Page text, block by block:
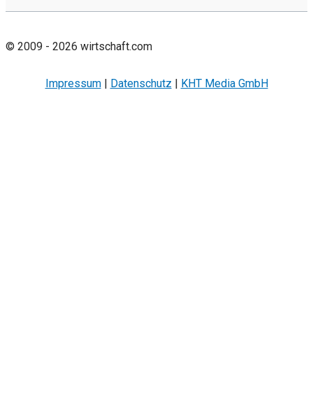
© 2009 - 2026 wirtschaft.com
Impressum| Datenschutz | KHT Media GmbH